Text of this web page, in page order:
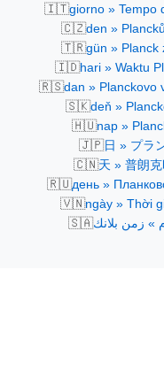
🇮🇹giorno » Tempo
🇨🇿den »
🇹🇷gün » Planck
🇮🇩hari » Waktu
🇷🇸dan » Planckovo
🇸🇰deň »
🇭🇺nap »
🇯🇵日 » プラ
🇨🇳天 » 普朗克
🇷🇺день »
🇻🇳ngày » Thời
🇸🇦» زمن بلانك